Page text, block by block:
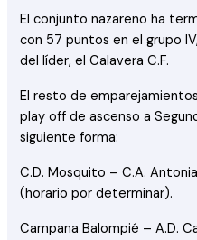
El conjunto nazareno ha
con 57 puntos en el grupo
del líder, el Calavera C.F.
El resto de
play off de ascenso a
siguiente forma:
C.D. Mosquito – C.A.
(horario por determinar).
Campana Balompié – A.D.